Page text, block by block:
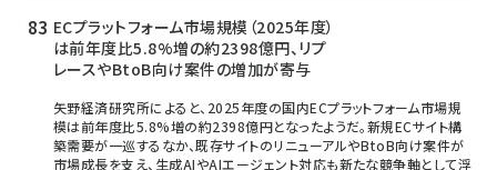
ECプラットフォーム市場規模（2025年度）
は前年度比5.8%増の約2398億円、リプ
レースやBtoB向け案件の増加が寄与
矢野経済研究所によると、2025年度の国内ECプラットフォーム市場規
模は前年度比5.8%増の約2398億円となったようだ。新規ECサイト構
築需要が一巡するなか、既存サイトのリニューアルやBtoB向け案件が
市場成長を支え、生成AIやAIエージェント対応も新たな競争軸として浮